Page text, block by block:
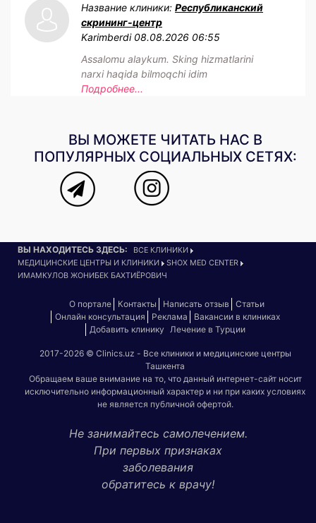
Название клиники: Республиканский
скрининг-центр
Karimberdi 08.08.2026 06:55
Assalomu alaykum. Sking hizmatlarini
narxi haqida bilmoqchi idim
Подробнее...
ВЫ МОЖЕТЕ ЧИТАТЬ НАС В
ПОПУЛЯРНЫХ СОЦИАЛЬНЫХ СЕТЯХ:
ВЫ НАХОДИТЕСЬ ЗДЕСЬ:
ВСЕ КЛИНИКИ
МЕДИЦИНСКИЕ ЦЕНТРЫ И КЛИНИКИ
SHOX MED CENTER
ИМАМКУЛОВ ЖОНИБЕК БАХТИЁРОВИЧ
О портале Контакты Написать отзыв
Статьи
Онлайн консультация
Реклама
Вакансии в клиниках
Добавить клинику
Лечение в Турции
2017-2026 © Clinics.uz - Все клиники и медицинские центры
Ташкента
Обращаем ваше внимание на то, что данный интернет-сайт носит
исключительно информационный характер и ни при каких условиях
не является публичной офертой.
Не занимайтесь самолечением.
При первых признаках
заболевания
обратитесь к врачу!